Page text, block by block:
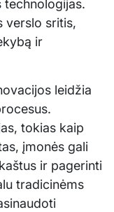
technologijas.
verslo sritis,
ir
leidžia
tokias kaip
įmonės gali
ir pagerinti
tradicinėms